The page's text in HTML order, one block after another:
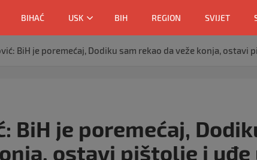
BIHAĆ USK BIH REGION SVIJET
BiH je poremećaj, Dodiku sam rekao da veže konja, ostavi
BiH je poremećaj,
ostavi pištolje i uđe